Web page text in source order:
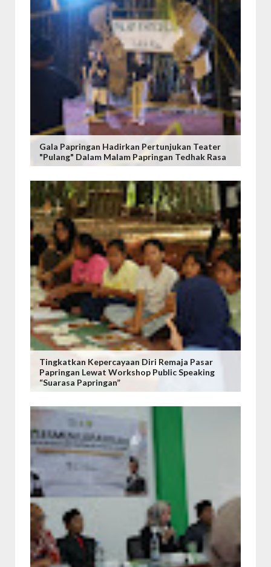
Gala Papringan Hadirkan Pertunjukan Teater
"Pulang" Dalam Malam Papringan Tedhak Rasa
Tingkatkan Kepercayaan Diri Remaja Pasar
Papringan Lewat Workshop Public Speaking
“Suarasa Papringan”